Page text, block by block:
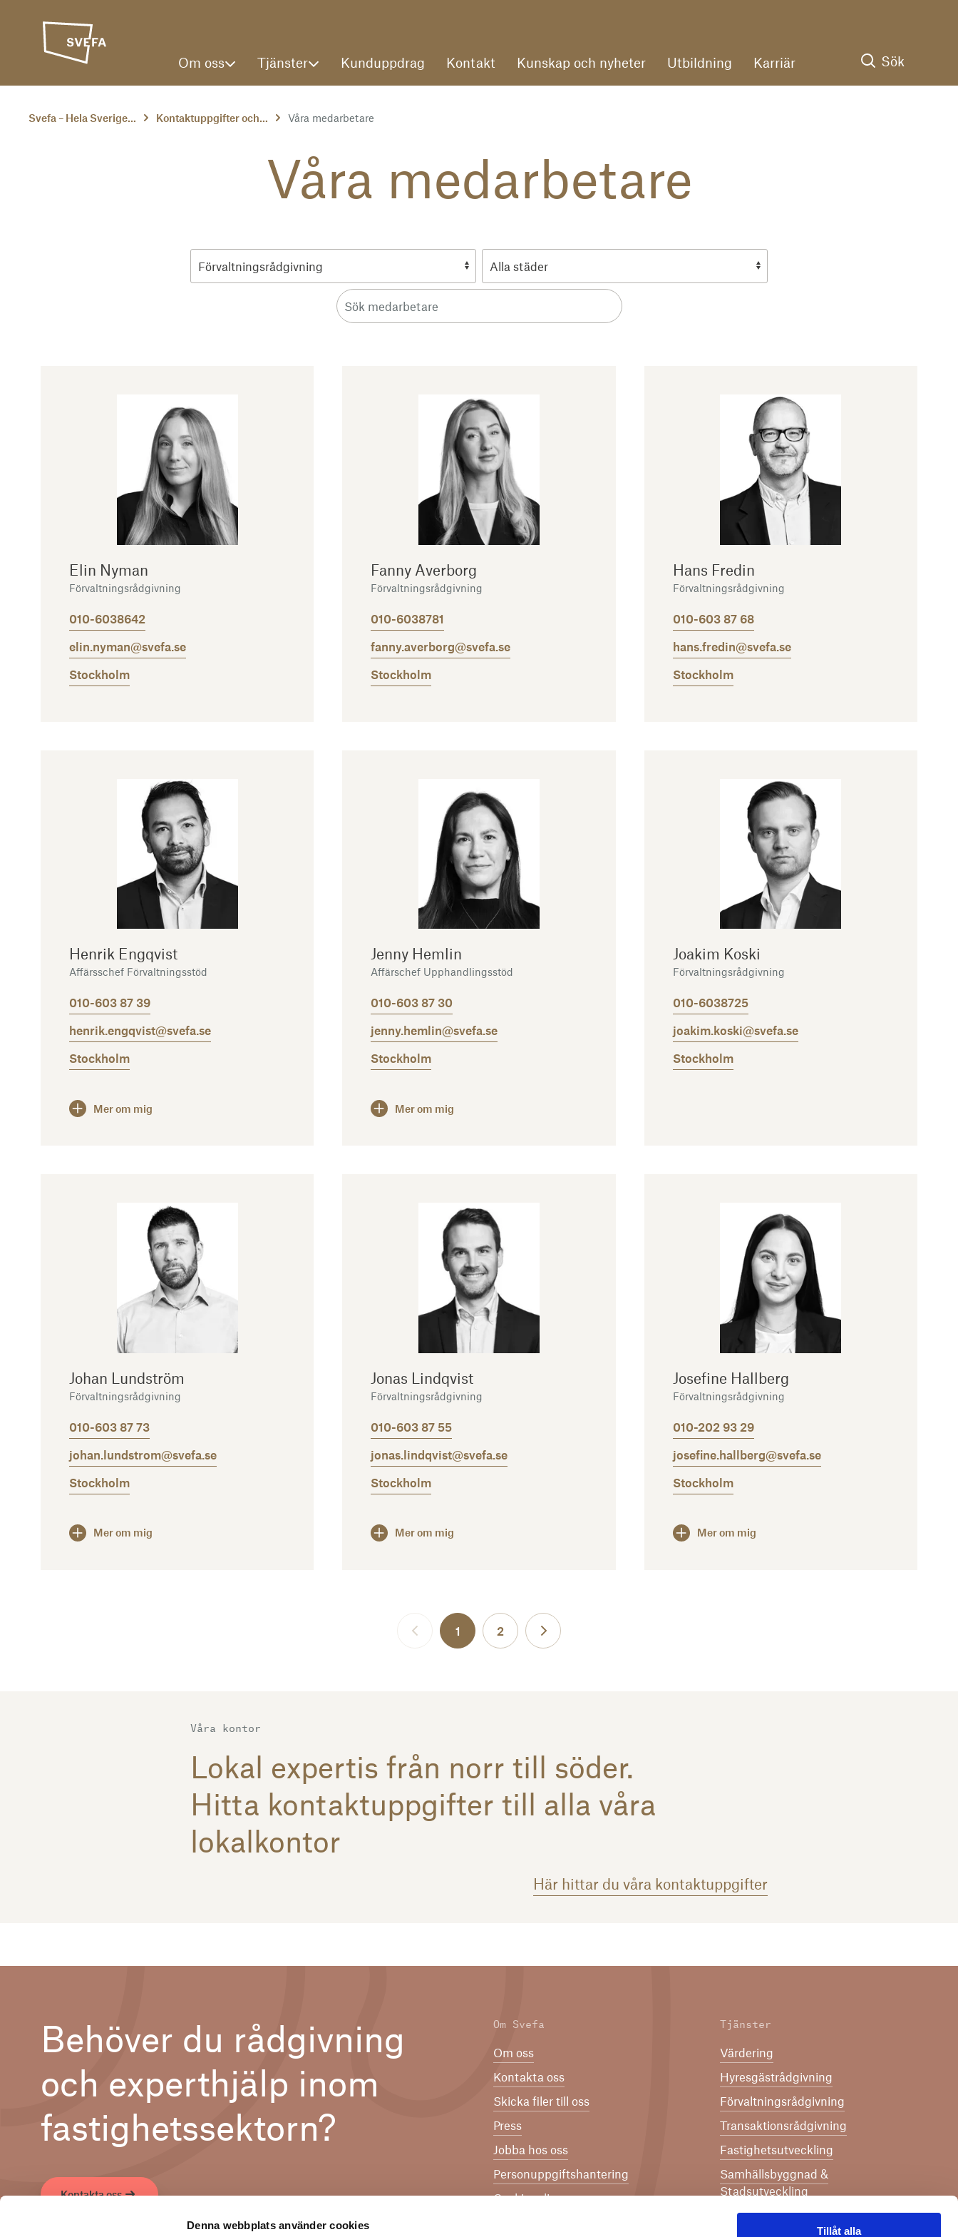
Denna webbplats använder cookies Tillåt alla
Om oss Tjänster Kunduppdrag Kontakt Kunskap och nyheter Utbildning Karriär Sök
Svefa – Hela Sverige... Kontaktuppgifter och... Våra medarbetare
Våra medarbetare
Elin Nyman
Förvaltningsrådgivning
010-6038642
elin.nyman@svefa.se
Stockholm
Fanny Averborg
Förvaltningsrådgivning
010-6038781
fanny.averborg@svefa.se
Stockholm
Hans Fredin
Förvaltningsrådgivning
010-603 87 68
hans.fredin@svefa.se
Stockholm
Henrik Engqvist
Affärsschef Förvaltningsstöd
010-603 87 39
henrik.engqvist@svefa.se
Stockholm
Mer om mig
Jenny Hemlin
Affärschef Upphandlingsstöd
010-603 87 30
jenny.hemlin@svefa.se
Stockholm
Mer om mig
Joakim Koski
Förvaltningsrådgivning
010-6038725
joakim.koski@svefa.se
Stockholm
Johan Lundström
Förvaltningsrådgivning
010-603 87 73
johan.lundstrom@svefa.se
Stockholm
Mer om mig
Jonas Lindqvist
Förvaltningsrådgivning
010-603 87 55
jonas.lindqvist@svefa.se
Stockholm
Mer om mig
Josefine Hallberg
Förvaltningsrådgivning
010-202 93 29
josefine.hallberg@svefa.se
Stockholm
Mer om mig
1 2 Nästa
Våra kontor
Lokal expertis från norr till söder.
Hitta kontaktuppgifter till alla våra
lokalkontor
Här hittar du våra kontaktuppgifter
Behöver du rådgivning
och experthjälp inom
fastighetssektorn?
Kontakta oss
Om Svefa
Om oss
Kontakta oss
Skicka filer till oss
Press
Jobba hos oss
Per­son­upp­gifts­han­te­ring
Cookiepolicy
Tjänster
Värdering
Hyresgästrådgivning
Förvaltningsrådgivning
Transaktionsrådgivning
Fastighetsutveckling
Samhällsbyggnad &
Stadsutveckling
Strategiskt affärsstöd